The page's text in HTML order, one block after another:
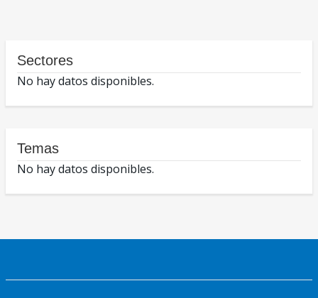
Sectores
No hay datos disponibles.
Temas
No hay datos disponibles.